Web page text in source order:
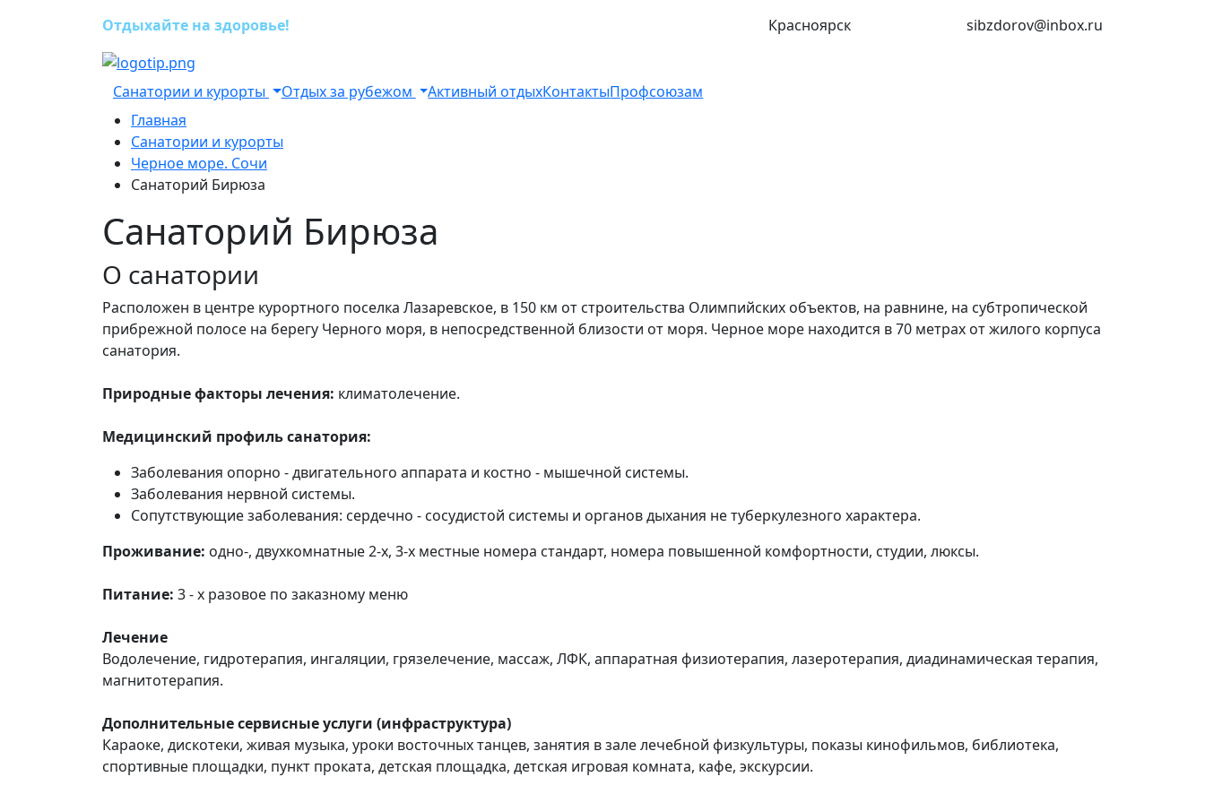
Красноярск sibzdorov@inbox.ru
Отдыхайте на здоровье!
Санатории и курорты Отдых за рубежом Активный отдыхКонтактыПрофсоюзам
Главная
Санатории и курорты
Черное море. Сочи
Санаторий Бирюза
Санаторий Бирюза
О санатории
Расположен в центре курортного поселка Лазаревское, в 150 км от строительства Олимпийских объектов, на равнине, на субтропической
прибрежной полосе на берегу Черного моря, в непосредственной близости от моря. Черное море находится в 70 метрах от жилого корпуса
санатория.
Природные факторы лечения: климатолечение.
Медицинский профиль санатория:
Заболевания опорно - двигательного аппарата и костно - мышечной системы.
Заболевания нервной системы.
Сопутствующие заболевания: сердечно - сосудистой системы и органов дыхания не туберкулезного характера.
Проживание: одно-, двухкомнатные 2-х, 3-х местные номера стандарт, номера повышенной комфортности, студии, люксы.
Питание: 3 - х разовое по заказному меню
Лечение
Водолечение, гидротерапия, ингаляции, грязелечение, массаж, ЛФК, аппаратная физиотерапия, лазеротерапия, диадинамическая терапия,
магнитотерапия.
Дополнительные сервисные услуги (инфраструктура)
Караоке, дискотеки, живая музыка, уроки восточных танцев, занятия в зале лечебной физкультуры, показы кинофильмов, библиотека,
спортивные площадки, пункт проката, детская площадка, детская игровая комната, кафе, экскурсии.